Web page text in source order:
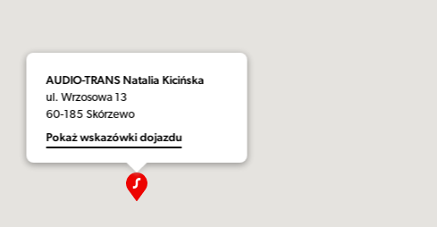
AUDIO-TRANS Natalia Kicińska
ul. Wrzosowa 13
60-185 Skórzewo
Pokaż wskazówki dojazdu